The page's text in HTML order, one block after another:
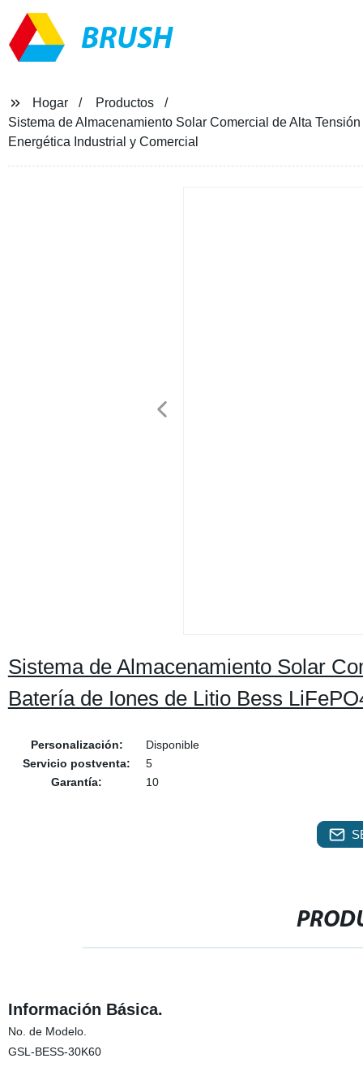
BRUSH
Hogar
Productos
Sistema de Almacenamiento Solar Comercial de Alta
Energética Industrial y Comercial
Sistema de Almacenamiento Solar
Batería de Iones de Litio Bess
Personalización:
Disponible
Servicio postventa:
5
Garantía:
10
Información Básica.
No. de Modelo.
GSL-BESS-30K60